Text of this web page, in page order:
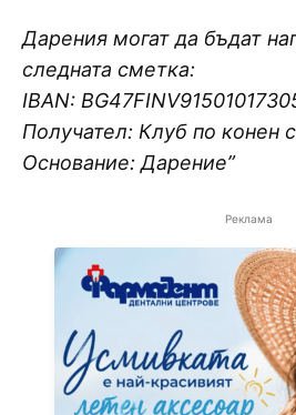
Дарения могат да бъдат
следната сметка:
IBAN:
Получател: Клуб по конен
Основание: Дарение”
Реклама